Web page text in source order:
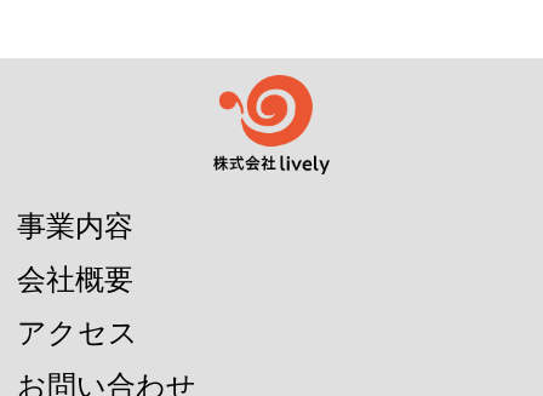
事業内容
会社概要
アクセス
お問い合わせ